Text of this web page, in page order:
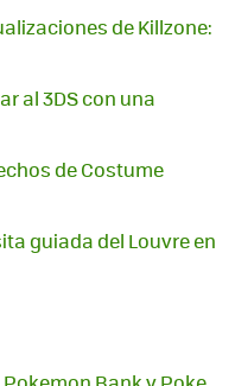
de Killzone:
al 3DS con una
de Costume
guiada del Louvre en